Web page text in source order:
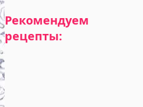
Рекомендуем
рецепты: